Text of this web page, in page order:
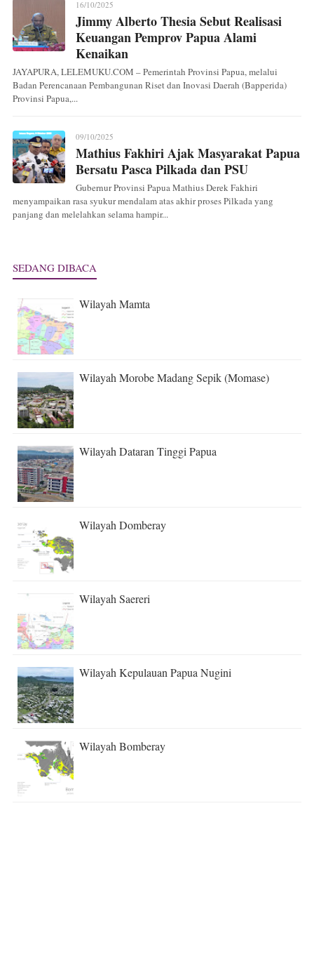
16/10/2025
Jimmy Alberto Thesia Sebut Realisasi
Keuangan Pemprov Papua Alami
Kenaikan
JAYAPURA, LELEMUKU.COM – Pemerintah Provinsi Papua, melalui
Badan Perencanaan Pembangunan Riset dan Inovasi Daerah (Bapperida)
Provinsi Papua,...
09/10/2025
Mathius Fakhiri Ajak Masyarakat Papua
Bersatu Pasca Pilkada dan PSU
Gubernur Provinsi Papua Mathius Derek Fakhiri
menyampaikan rasa syukur mendalam atas akhir proses Pilkada yang
panjang dan melelahkan selama hampir...
SEDANG DIBACA
Wilayah Mamta
Wilayah Morobe Madang Sepik (Momase)
Wilayah Dataran Tinggi Papua
Wilayah Domberay
Wilayah Saereri
Wilayah Kepulauan Papua Nugini
Wilayah Bomberay